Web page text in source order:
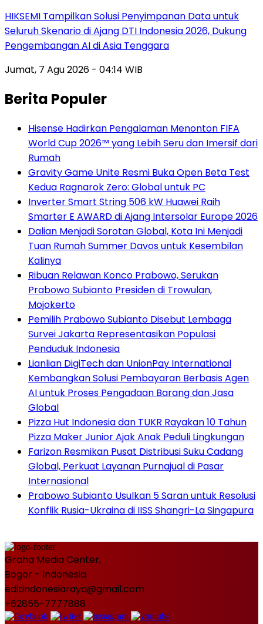
HIKSEMI Tampilkan Solusi Penyimpanan Data untuk
Seluruh Skenario di Ajang DTI Indonesia 2026, Dukung
Pengembangan AI di Asia Tenggara
Jumat, 7 Agu 2026 - 04:14 WIB
Berita Populer
Hisense Hadirkan Pengalaman Menonton FIFA
World Cup 2026™ yang Lebih Seru dan Imersif dari
Rumah
Gravity Game Unite Resmi Buka Open Beta Test
Kedua Ragnarok Zero: Global untuk PC
Inverter Smart String 506 kW Huawei Raih
Smarter E AWARD di Ajang Intersolar Europe 2026
Dalian Menjadi Sorotan Global, Kota Ini Menjadi
Tuan Rumah Summer Davos untuk Kesembilan
Kalinya
Ribuan Relawan Konco Prabowo, Serukan
Prabowo Subianto Presiden di Trowulan,
Mojokerto
Pemilih Prabowo Subianto Disebut Lembaga
Survei Jakarta Representasikan Populasi
Penduduk Indonesia
Lianlian DigiTech dan UnionPay International
Kembangkan Solusi Pembayaran Berbasis Agen
AI untuk Proses Pengadaan Barang dan Jasa
Global
Pizza Hut Indonesia dan TUKR Rayakan 10 Tahun
Pizza Maker Junior Ajak Anak Peduli Lingkungan
Farizon Resmikan Pusat Distribusi Suku Cadang
Global, Perkuat Layanan Purnajual di Pasar
Internasional
Prabowo Subianto Usulkan 5 Saran untuk Resolusi
Konflik Rusia-Ukraina di IISS Shangri-La Singapura
Graha Media Center,
Bogor - Indonesia
editindonesiaraya@gmail.com
+62855-7777888